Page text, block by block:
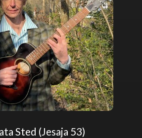
Sted (Jesaja 53)